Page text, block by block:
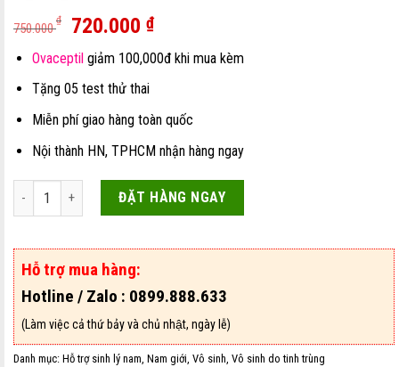
750.000
₫ 720.000 ₫
Ovaceptilgiảm 100,000đ khi mua kèm
Tặng 05 test thử thai
Miễn phí giao hàng toàn quốc
Nội thành HN, TPHCM nhận hàng ngay
Menxeed Pro Bổ Tinh Trùng - Hỗ Trợ Mang Thai Cho Nam Giới Hiếm
ĐẶT HÀNG NGAY
Hỗ trợ mua hàng:
Hotline / Zalo : 0899.888.633
(Làm việc cả thứ bảy và chủ nhật, ngày lễ)
Danh mục: Hỗ trợ sinh lý nam, Nam giới, Vô sinh, Vô sinh do tinh trùng